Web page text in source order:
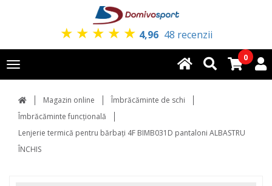
★ ★ ★ ★ ★ 4,96 48 recenzii
Toggle
navigation
0
Magazin online
Îmbrăcăminte de schi
Îmbrăcăminte funcțională
Lenjerie termică pentru bărbați 4F BIMB031D pantaloni ALBASTRU
ÎNCHIS